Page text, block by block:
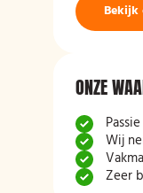
Bekijk
ONZE
Wij
Zeer